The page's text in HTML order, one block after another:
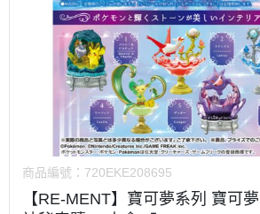
商品編號： 720EKE208695
【RE-MENT】寶可夢系列 寶可